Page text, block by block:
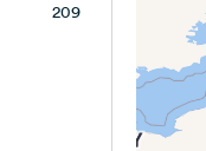
209